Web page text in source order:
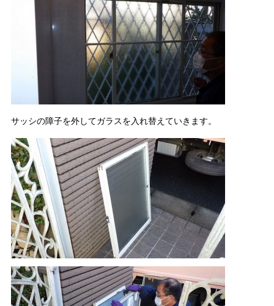
サッシの障子を外してガラスを入れ替えていきます。